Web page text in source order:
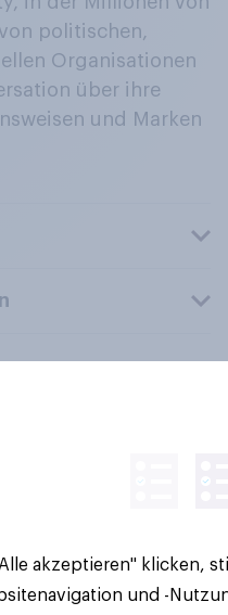
politischen,
Organisationen
über ihre
und Marken
Rechte vorbehalten.
akzeptieren" klicken,
und -